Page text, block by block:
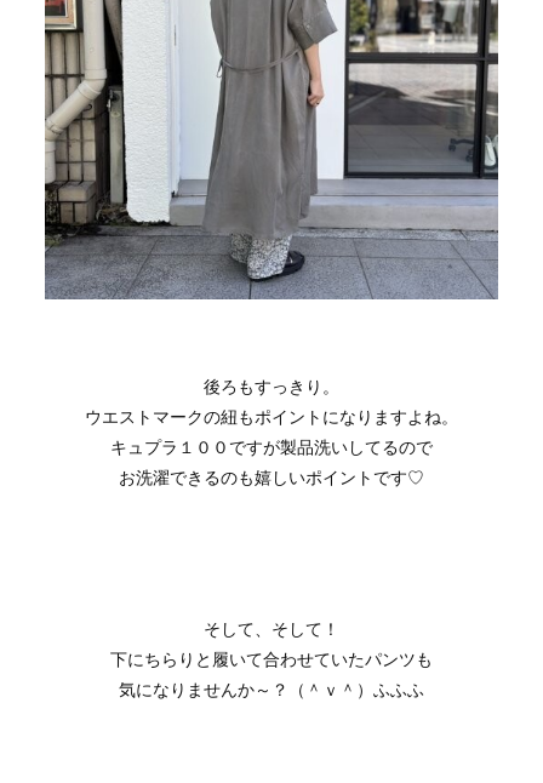
後ろもすっきり。
ウエストマークの紐もポイントになりますよね。
キュプラ１００ですが製品洗いしてるので
お洗濯できるのも嬉しいポイントです♡
そして、そして！
下にちらりと履いて合わせていたパンツも
気になりませんか～？（＾ｖ＾）ふふふ